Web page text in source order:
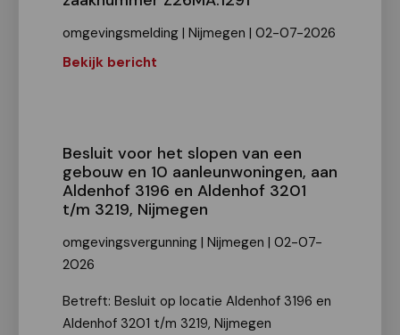
omgevingsmelding | Nijmegen | 02-07-2026
Bekijk bericht
Besluit voor het slopen van een
gebouw en 10 aanleunwoningen, aan
Aldenhof 3196 en Aldenhof 3201
t/m 3219, Nijmegen
omgevingsvergunning | Nijmegen | 02-07-
2026
Betreft: Besluit op locatie Aldenhof 3196 en
Aldenhof 3201 t/m 3219, Nijmegen